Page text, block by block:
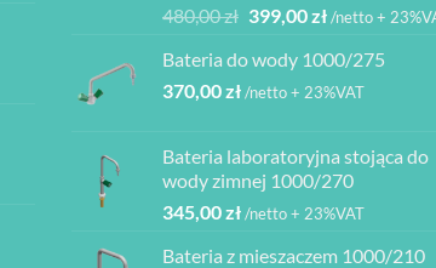
Oceniono
na 5
480,00zł Pierwotna
wynosiła:
480,00 zł.
399,00złAktualna
wynosi:
399,00 zł.
/netto +
Bateria do wody 1000/275
370,00zł/netto + 23%VAT
Bateria laboratoryjna stojąca do
wody zimnej 1000/270
345,00zł/netto + 23%VAT
Bateria z mieszaczem 1000/210